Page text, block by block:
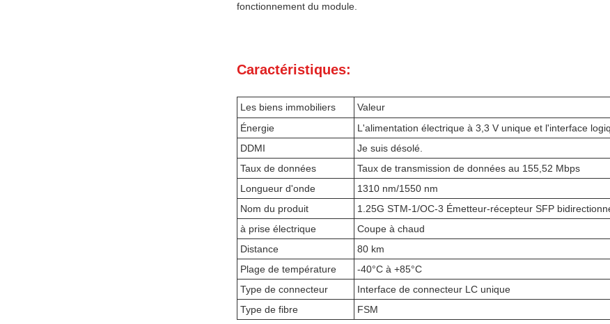
fonctionnement du module.
Caractéristiques:
Les biens immobiliers
Valeur
Énergie
L'alimentation électrique à 3,3 V unique et l'interface
DDMI
Je suis désolé.
Taux de données
Taux de transmission de données au 155,52 Mbps
Longueur d'onde
1310 nm/1550 nm
Nom du produit
1.25G STM-1/OC-3 Émetteur-récepteur SFP
à prise électrique
Coupe à chaud
Distance
80 km
Plage de température
-40°C à +85°C
Type de connecteur
Interface de connecteur LC unique
Type de fibre
FSM